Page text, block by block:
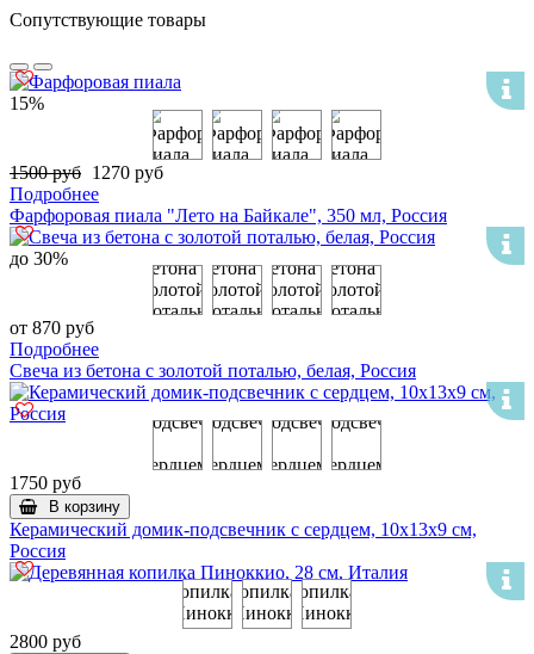
Сопутствующие товары
15%
1500 руб 1270 руб
Подробнее
Фарфоровая пиала "Лето на Байкале", 350 мл, Россия
до 30%
от 870 руб
Подробнее
Свеча из бетона с золотой поталью, белая, Россия
1750 руб
В корзину
Керамический домик-подсвечник с сердцем, 10х13х9 см,
Россия
2800 руб